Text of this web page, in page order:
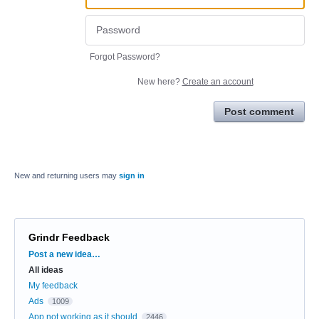
Forgot Password?
New here? Create an account
Post comment
New and returning users may sign in
Grindr Feedback
Categories
Post a new idea…
All ideas
My feedback
Ads
1009
App not working as it should 2446